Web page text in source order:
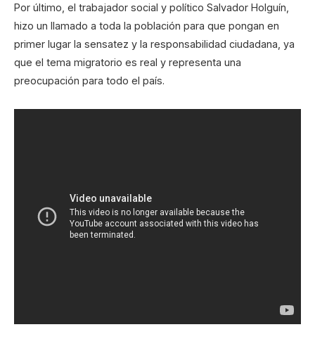
Por último, el trabajador social y político Salvador Holguín,
hizo un llamado a toda la población para que pongan en
primer lugar la sensatez y la responsabilidad ciudadana, ya
que el tema migratorio es real y representa una
preocupación para todo el país.